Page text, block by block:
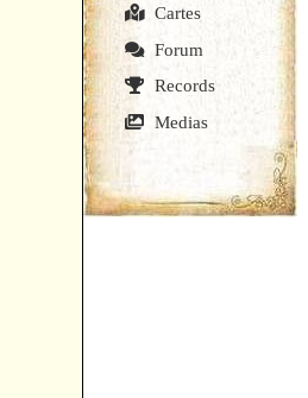
Cartes
Forum
Records
Medias